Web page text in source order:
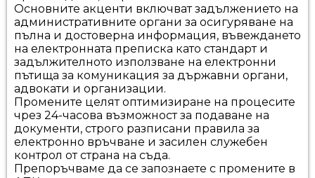
Основните акценти включват задължението на
административните органи за осигуряване на
пълна и достоверна информация, въвеждането
на електронната преписка като стандарт и
задължителното използване на електронни
пътища за комуникация за държавни органи,
адвокати и организации.
Промените целят оптимизиране на процесите
чрез 24-часова възможност за подаване на
документи, строго разписани правила за
електронно връчване и засилен служебен
контрол от страна на съда.
Препоръчваме да се запознаете с промените в